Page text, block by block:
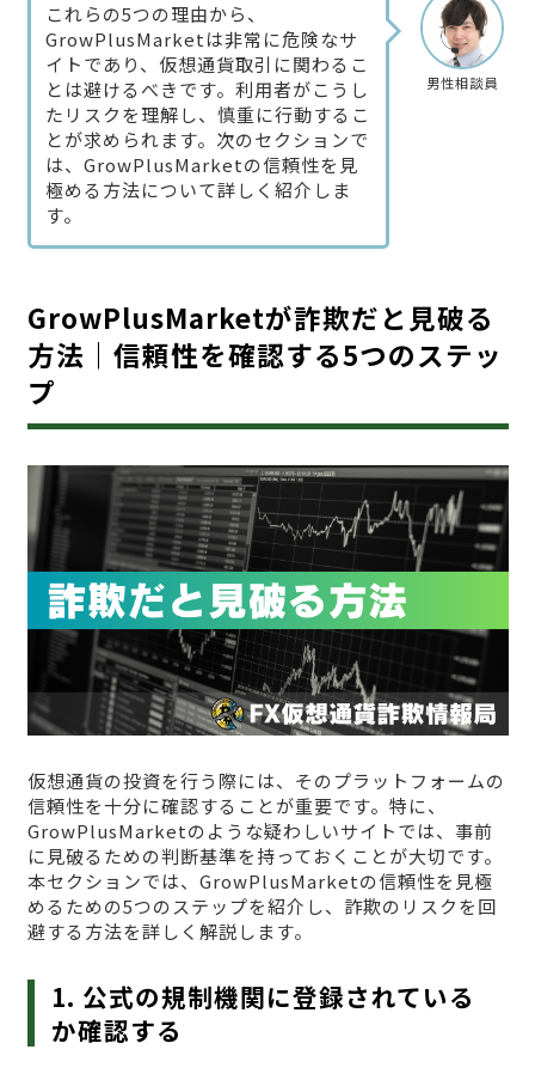
男性相談員
これらの5つの理由から、
GrowPlusMarketは非常に危険なサ
イトであり、仮想通貨取引に関わるこ
とは避けるべきです。利用者がこうし
たリスクを理解し、慎重に行動するこ
とが求められます。次のセクションで
は、GrowPlusMarketの信頼性を見
極める方法について詳しく紹介しま
す。
GrowPlusMarketが詐欺だと見破る
方法｜信頼性を確認する5つのステッ
プ
仮想通貨の投資を行う際には、そのプラットフォームの
信頼性を十分に確認することが重要です。特に、
GrowPlusMarketのような疑わしいサイトでは、事前
に見破るための判断基準を持っておくことが大切です。
本セクションでは、GrowPlusMarketの信頼性を見極
めるための5つのステップを紹介し、詐欺のリスクを回
避する方法を詳しく解説します。
1. 公式の規制機関に登録されている
か確認する